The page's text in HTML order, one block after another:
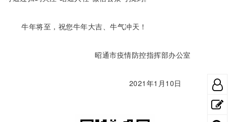
牛年将至，祝您牛年大吉、牛气冲天！
昭通市疫情防控指挥部办公室
2021年1月10日